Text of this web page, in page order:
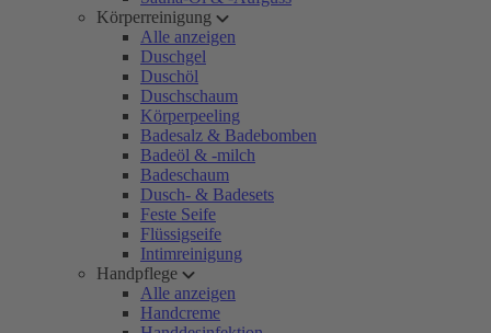
Körperreinigung
Alle anzeigen
Duschgel
Duschöl
Duschschaum
Körperpeeling
Badesalz & Badebomben
Badeöl & -milch
Badeschaum
Dusch- & Badesets
Feste Seife
Flüssigseife
Intimreinigung
Handpflege
Alle anzeigen
Handcreme